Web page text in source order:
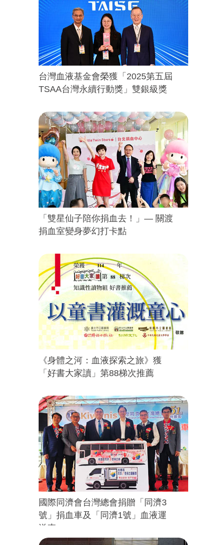
台灣血液基金會榮獲「2025第五屆
TSAA台灣永續行動獎」雙銀級獎
「雙星仙子陪你捐血去！」— 關渡
捐血室變身夢幻打卡點
《身體之河：血液探索之旅》獲
「好書大家讀」第88梯次推薦
國際同濟會台灣總會捐贈「同濟3
號」捐血車及「同濟1號」血液運
送車